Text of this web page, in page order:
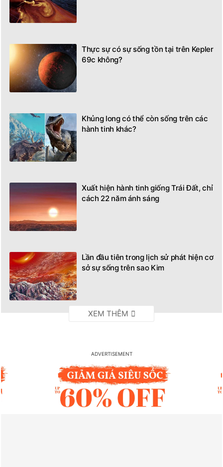
Thực sự có sự sống tồn tại trên Kepler
69c không?
Khủng long có thể còn sống trên các
hành tinh khác?
Xuất hiện hành tinh giống Trái Đất, chỉ
cách 22 năm ánh sáng
Lần đầu tiên trong lịch sử phát hiện cơ
sở sự sống trên sao Kim